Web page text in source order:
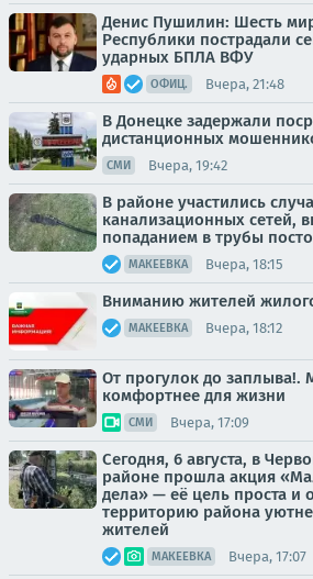
Денис Пушилин: Шесть
Республики пострадали
ударных БПЛА ВФУ
ОФИЦ. Вчера, 21:48
В Донецке задержали
дистанционных
СМИ Вчера, 19:42
В районе участились
канализационных сетей,
попаданием в трубы
МАКЕЕВКА Вчера, 18:15
Вниманию жителей
МАКЕЕВКА Вчера, 18:12
От прогулок до заплыва!.
комфортнее для жизни
СМИ Вчера, 17:09
Сегодня, 6 августа, в
районе прошла акция
дела» — её цель проста и
территорию района
жителей
МАКЕЕВКА Вчера, 17:07